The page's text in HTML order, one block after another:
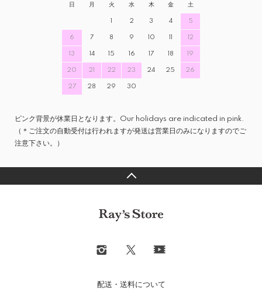
日 月 火 水 木 金 土
1 2 3 4 5
6 7 8 9 10 11 12
13 14 15 16 17 18 19
20 21 22 23 24 25 26
27 28 29 30
ピンク背景が休業日となります。Our holidays are indicated in pink.
（＊ご注文の自動受付は行われますが発送は営業日のみになりますのでご
注意下さい。）
配送・送料について